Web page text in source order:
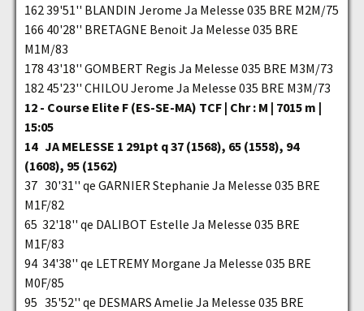
162 39'51'' BLANDIN Jerome Ja Melesse 035 BRE M2M/75
166 40'28'' BRETAGNE Benoit Ja Melesse 035 BRE
M1M/83
178 43'18'' GOMBERT Regis Ja Melesse 035 BRE M3M/73
182 45'23'' CHILOU Jerome Ja Melesse 035 BRE M3M/73
12 - Course Elite F (ES-SE-MA) TCF | Chr : M | 7015 m |
15:05
14 JA MELESSE 1 291pt q 37 (1568), 65 (1558), 94
(1608), 95 (1562)
37 30'31'' qe GARNIER Stephanie Ja Melesse 035 BRE
M1F/82
65 32'18'' qe DALIBOT Estelle Ja Melesse 035 BRE
M1F/83
94 34'38'' qe LETREMY Morgane Ja Melesse 035 BRE
M0F/85
95 35'52'' qe DESMARS Amelie Ja Melesse 035 BRE